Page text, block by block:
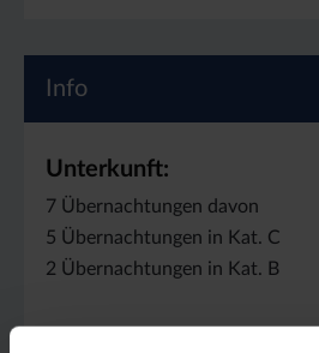
Info
Unterkunft:
7 Übernachtungen davon
5 Übernachtungen in Kat. C
2 Übernachtungen in Kat. B